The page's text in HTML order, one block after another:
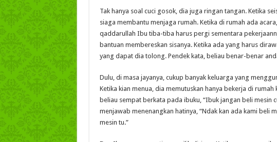
Tak hanya soal cuci gosok, dia juga ringan tangan. Ketika
siaga membantu menjaga rumah. Ketika di rumah ada
qaddarullah Ibu tiba-tiba harus pergi sementara
bantuan membereskan sisanya. Ketika ada yang harus
yang dapat dia tolong. Pendek kata, beliau benar-benar
Dulu, di masa jayanya, cukup banyak keluarga yang
Ketika kian menua, dia memutuskan hanya bekerja di
beliau sempat berkata pada ibuku, “Ibuk jangan beli mesin
menjawab menenangkan hatinya, “Ndak kan ada kami beli
mesin tu.”